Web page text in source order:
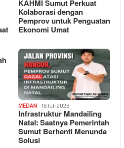
KAHMI Sumut Perkuat
Kolaborasi dengan
Pemprov untuk Penguatan
Ekonomi Umat
MEDAN 18 Juli 2026
Infrastruktur Mandailing
Natal: Saatnya Pemerintah
Sumut Berhenti Menunda
Solusi